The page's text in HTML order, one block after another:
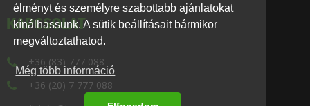
élményt és személyre szabottabb ajánlatokat
kínálhassunk. A sütik beállításait bármikor
megváltoztathatod.
Még több információ
KAPCSOLAT
+36 (83) 777 088
+36 (20) 7 777 088